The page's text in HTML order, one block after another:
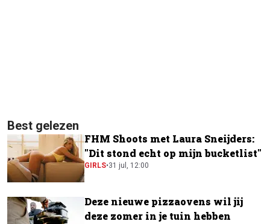
Best gelezen
FHM Shoots met Laura Sneijders:
"Dit stond echt op mijn bucketlist"
GIRLS•31 jul, 12:00
Deze nieuwe pizzaovens wil jij
deze zomer in je tuin hebben